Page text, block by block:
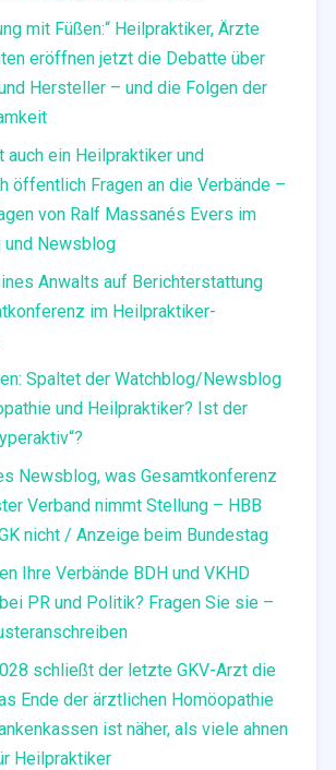
mit Füßen:“ Heilpraktiker, Ärzte
eröffnen jetzt die Debatte über
Hersteller – und die Folgen der
ein Heilpraktiker und
öffentlich Fragen an die Verbände –
von Ralf Massanés Evers im
und Newsblog
Anwalts auf Berichterstattung
im Heilpraktiker-
Spaltet der Watchblog/Newsblog
und Heilpraktiker? Ist der
Newsblog, was Gesamtkonferenz
Verband nimmt Stellung – HBB
nicht / Anzeige beim Bundestag
Ihre Verbände BDH und VKHD
PR und Politik? Fragen Sie sie –
schließt der letzte GKV-Arzt die
Ende der ärztlichen Homöopathie
ist näher, als viele ahnen
Heilpraktiker